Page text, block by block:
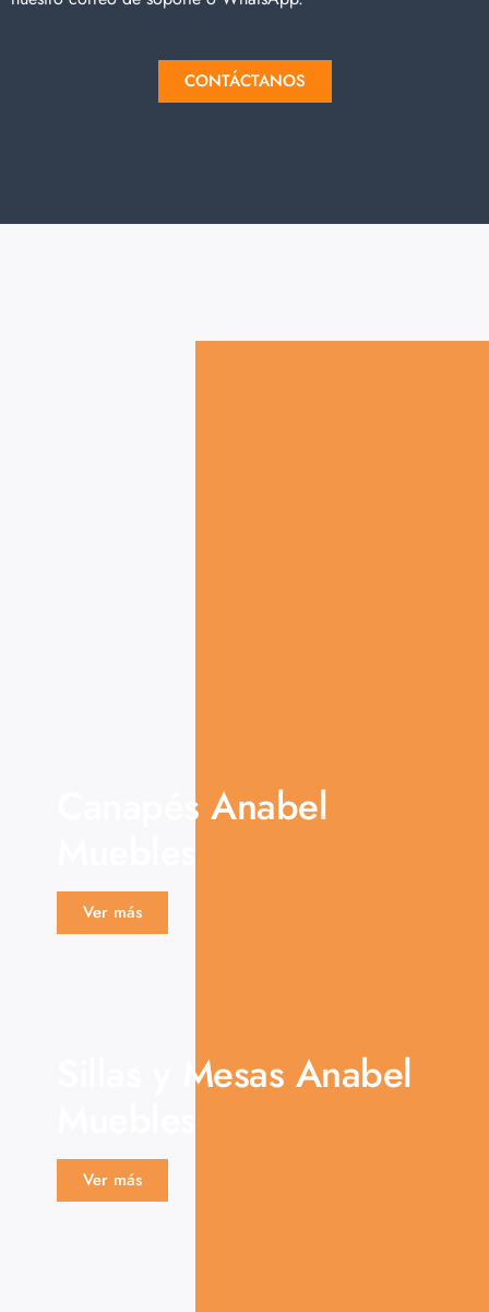
CONTÁCTANOS
Canapés Anabel
Ver más
Sillas y Mesas Anabel
Ver más